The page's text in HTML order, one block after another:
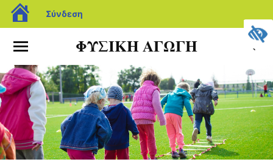
Σύνδεση
ΦΥΣΙΚΗ ΑΓΩΓΗ